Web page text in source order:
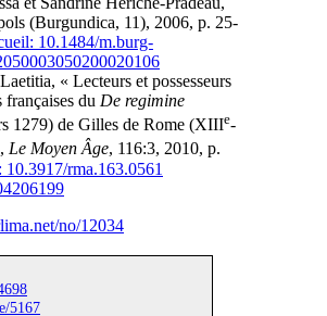
(Burgundica, 11), 2006, p. 25-
10.1484/m.burg-
« Lecteurs et possesseurs
françaises du De regimine
1279) de Gilles de Rome (XIIIe-
Le Moyen Âge, 116:3, 2010, p.
rma.163.0561
no/12034
5167